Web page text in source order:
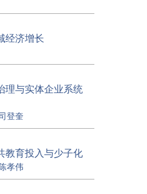
经济增长
理与实体企业系统
登奎
教育投入与少子化
孝伟